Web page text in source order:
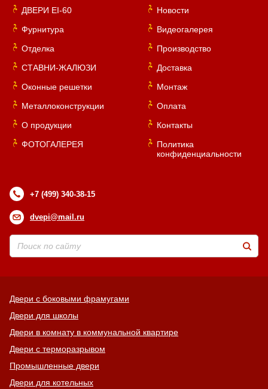
ДВЕРИ EI-60
Фурнитура
Отделка
СТАВНИ-ЖАЛЮЗИ
Оконные решетки
Металлоконструкции
О продукции
ФОТОГАЛЕРЕЯ
Новости
Видеогалерея
Производство
Доставка
Монтаж
Оплата
Контакты
Политика
конфиденциальности
+7 (499) 340-38-15
dvepi@mail.ru
Двери с боковыми фрамугами
Двери для школы
Двери в комнату в коммунальной квартире
Двери с терморазрывом
Промышленные двери
Двери для котельных